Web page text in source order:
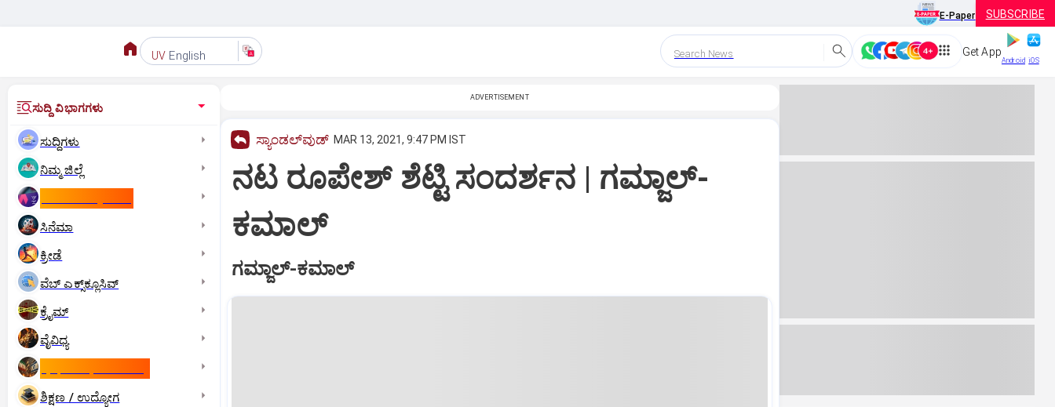
E-Paper SUBSCRIBE
UV English Search News Get App
Android iOS
ಸುದ್ದಿ ವಿಭಾಗಗಳು
ಸುದ್ದಿಗಳು
ನಿಮ್ಮ ಜಿಲ್ಲೆ
ಸಿನೆಮಾ
ಕ್ರೀಡೆ
ವೆಬ್ ಎಕ್ಸ್‌ಕ್ಲೂಸಿವ್
ಕ್ರೈಮ್
ವೈವಿಧ್ಯ
ಶಿಕ್ಷಣ / ಉದ್ಯೋಗ
ADVERTISEMENT
ಸ್ಯಾಂಡಲ್‌ವುಡ್‌ MAR 13, 2021, 9:47 PM IST
ನಟ ರೂಪೇಶ್ ಶೆಟ್ಟಿ ಸಂದರ್ಶನ | ಗಮ್ಜಾಲ್-
ಕಮಾಲ್
ಗಮ್ಜಾಲ್-ಕಮಾಲ್